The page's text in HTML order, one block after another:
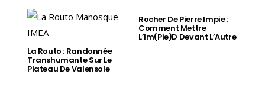
La Routo : Randonnée
Transhumante Sur Le
Plateau De Valensole
Rocher De Pierre Impie :
Comment Mettre
L’Im(Pie)d Devant L’Autre